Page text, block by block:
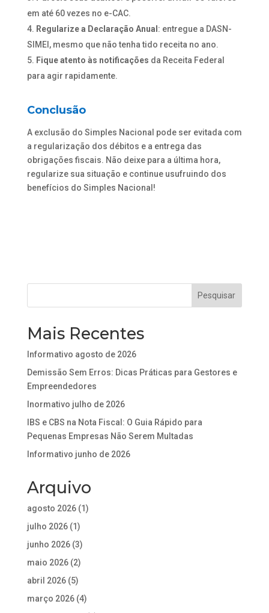
em até 60 vezes no e-CAC.
Regularize a Declaração Anual : entregue a DASN-
SIMEI, mesmo que não tenha tido receita no ano.
Fique atento às notificações da Receita Federal
para agir rapidamente.
Conclusão
A exclusão do Simples Nacional pode ser evitada com
a regularização dos débitos e a entrega das
obrigações fiscais. Não deixe para a última hora,
regularize sua situação e continue usufruindo dos
benefícios do Simples Nacional!
Mais Recentes
Informativo agosto de 2026
Demissão Sem Erros: Dicas Práticas para Gestores e
Empreendedores
Inormativo julho de 2026
IBS e CBS na Nota Fiscal: O Guia Rápido para
Pequenas Empresas Não Serem Multadas
Informativo junho de 2026
Arquivo
agosto 2026(1)
julho 2026(1)
junho 2026(3)
maio 2026(2)
abril 2026(5)
março 2026(4)